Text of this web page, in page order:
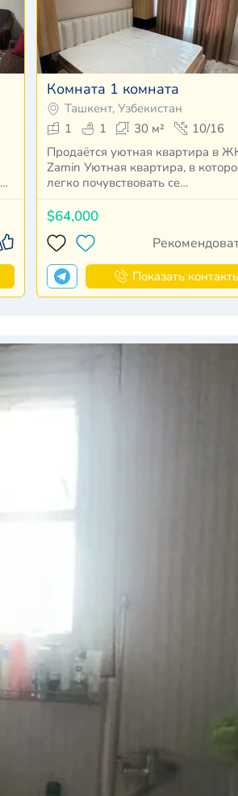
Комната 1 комната
Ташкент, Узбекистан
1
1 30 м²
10/16
Продаётся уютная квартира в
Zamin Уютная квартира, в которой
легко почувствовать се…
$64,000
Показать